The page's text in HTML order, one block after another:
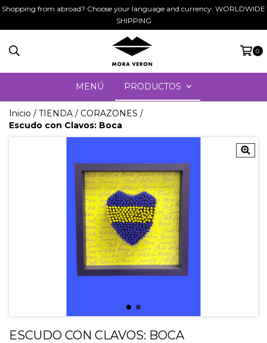
Shopping from abroad? Choose your language and currency. WORLDWIDE
SHIPPING
0
MENÚ PRODUCTOS
Inicio / TIENDA / CORAZONES /
Escudo con Clavos: Boca
ESCUDO CON CLAVOS: BOCA